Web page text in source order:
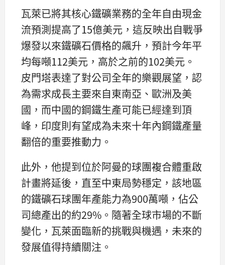
瓦萊已將其核心鐵礦業務的全年自由現金
流預測提高了15億美元，這反映出自戰爭
爆發以來鐵礦石價格的飆升，預計今年平
均每噸112美元，高於之前的102美元。
皮門塔表達了對公司全年的樂觀展望，認
為需求成長主要來自東南亞、歐洲及美
國，而中國的鋼鐵生產可能已經達到頂
峰，印度則有望成為未來十年內鋼鐵產量
翻倍的重要推動力。
此外，他提到位於阿曼的球團複合體重啟
計畫將延後，直至中東局勢穩定，該地區
的鐵礦石球團年產能力為900萬噸，佔公
司總產出的約29%。隨著全球市場的不斷
變化，瓦萊面臨新的挑戰與機遇，未來的
發展值得持續關注。